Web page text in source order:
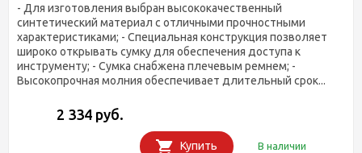
- Для изготовления выбран высококачественный
синтетический материал с отличными прочностными
характеристиками; - Специальная конструкция позволяет
широко открывать сумку для обеспечения доступа к
инструменту; - Сумка снабжена плечевым ремнем; -
Высокопрочная молния обеспечивает длительный срок...
2 334 руб.
Купить В наличии